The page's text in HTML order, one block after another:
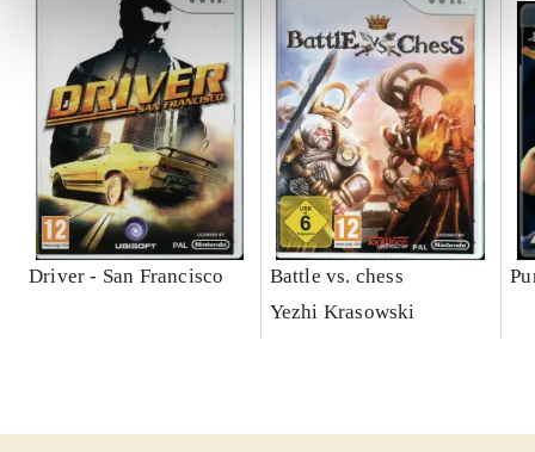
Driver - San Francisco
Battle vs. chess
Yezhi Krasowski